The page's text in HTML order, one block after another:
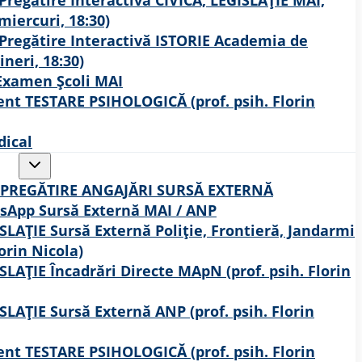
18:30)
Interactivă ISTORIE Academia de
18:30)
Școli MAI
TESTARE PSIHOLOGICĂ (prof. psih. Florin
Toggle
child
menu
ANGAJĂRI SURSĂ EXTERNĂ
Sursă Externă MAI / ANP
Sursă Externă Poliție, Frontieră, Jandarmi
Nicola)
Încadrări Directe MApN (prof. psih. Florin
Sursă Externă ANP (prof. psih. Florin
TESTARE PSIHOLOGICĂ (prof. psih. Florin